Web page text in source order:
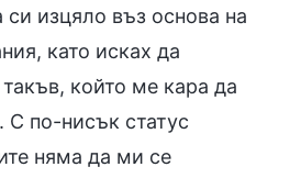
си изцяло въз основа на
като исках да
който ме кара да
по-нисък статус
няма да ми се